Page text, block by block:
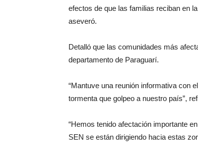
efectos de que las familias reciban en
aseveró.
Detalló que las comunidades más
departamento de Paraguarí.
“Mantuve una reunión informativa con
tormenta que golpeo a nuestro país”,
“Hemos tenido afectación importante
SEN se están dirigiendo hacia estas